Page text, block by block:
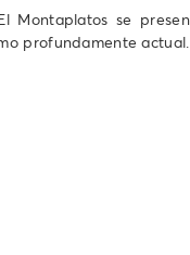
Montaplatos se
profundamente actual.